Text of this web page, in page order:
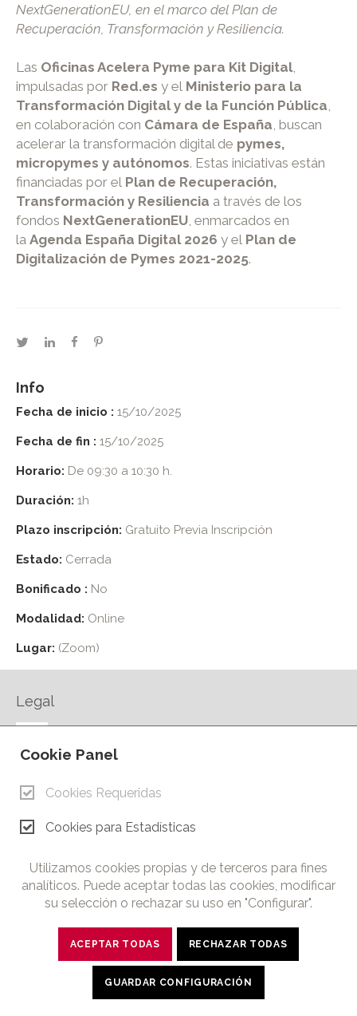
NextGenerationEU, en el marco del Plan de
Recuperación, Transformación y Resiliencia.
Las Oficinas Acelera Pyme para Kit Digital,
impulsadas por Red.es y el Ministerio para la
Transformación Digital y de la Función Pública
en colaboración con Cámara de España , buscan
acelerar la transformación digital de pymes,
micropymes y autónomos. Estas iniciativas están
financiadas por el Plan de Recuperación,
Transformación y Resiliencia a través de los
fondos NextGenerationEU , enmarcados en
la Agenda España Digital 2026 y el Plan de
Digitalización de Pymes 2021-2025.
twitterlinkedinfacebookpinterest
Info
Fecha de inicio : 15/10/2025
Fecha de fin : 15/10/2025
Horario: De 09:30 a 10:30 h.
Duración: 1h
Plazo inscripción: Gratuito Previa Inscripción
Estado: Cerrada
Bonificado : No
Modalidad: Online
Lugar: (Zoom)
Legal
AVISO LEGAL
CONTACTO
linkedinyoutube
Cámara de Comercio e Industria de Ciudad Real. Todos los
derechos reservados. Prohibida la reproducción total o parcial
de los contenidos de esta web.
Cookie Panel
Cookies Requeridas
Cookies para Estadísticas
Utilizamos cookies propias y de terceros para fines
analíticos. Puede aceptar todas las cookies, modificar
su selección o rechazar su uso en "Configurar".
ACEPTAR TODAS RECHAZAR TODAS
GUARDAR CONFIGURACIÓN